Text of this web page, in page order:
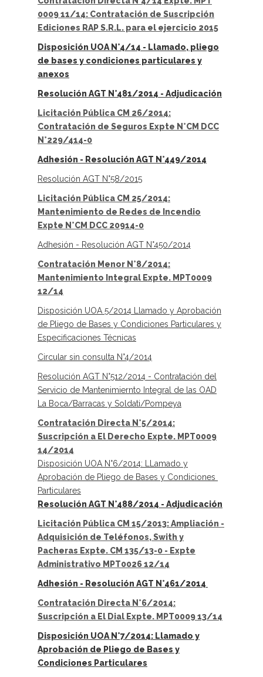
0009 11/14: Contratación de Suscripción
Ediciones RAP S.R.L. para el ejercicio 2015
Disposición UOA N°4/14 - Llamado, pliego
de bases y condiciones particulares y
anexos
Resolución AGT N°481/2014 - Adjudicación
Licitación Pública CM 26/2014:
Contratación de Seguros Expte N°CM DCC
N°229/414-0
Adhesión - Resolución AGT N°449/2014
Resolución AGT N°58/2015
Licitación Pública CM 25/2014:
Mantenimiento de Redes de Incendio
Expte N°CM DCC 20914-0
Adhesión - Resolución AGT N°450/2014
Contratación Menor N°8/2014:
Mantenimiento Integral Expte. MPT0009
12/14
Disposición UOA 5/2014 Llamado y Aprobación
de Pliego de Bases y Condiciones Particulares y
Especificaciones Técnicas
Circular sin consulta N°4/2014
Resolución AGT N°512/2014 - Contratación del
Servicio de Mantenimiernto Integral de las OAD
La Boca/Barracas y Soldati/Pompeya
Contratación Directa N°5/2014:
Suscripción a El Derecho Expte. MPT0009
14/2014
Disposición UOA N°6/2014: LLamado y
Aprobación de Pliego de Bases y Condiciones
Particulares
Resolución AGT N°488/2014 - Adjudicación
Licitación Pública CM 15/2013: Ampliación -
Adquisición de Teléfonos, Swith y
Pacheras Expte. CM 135/13-0 - Expte
Administrativo MPT0026 12/14
Adhesión - Resolución AGT N°461/2014
Contratación Directa N°6/2014:
Suscripción a El Dial Expte. MPT0009 13/14
Disposición UOA N°7/2014: Llamado y
Aprobación de Pliego de Bases y
Condiciones Particulares